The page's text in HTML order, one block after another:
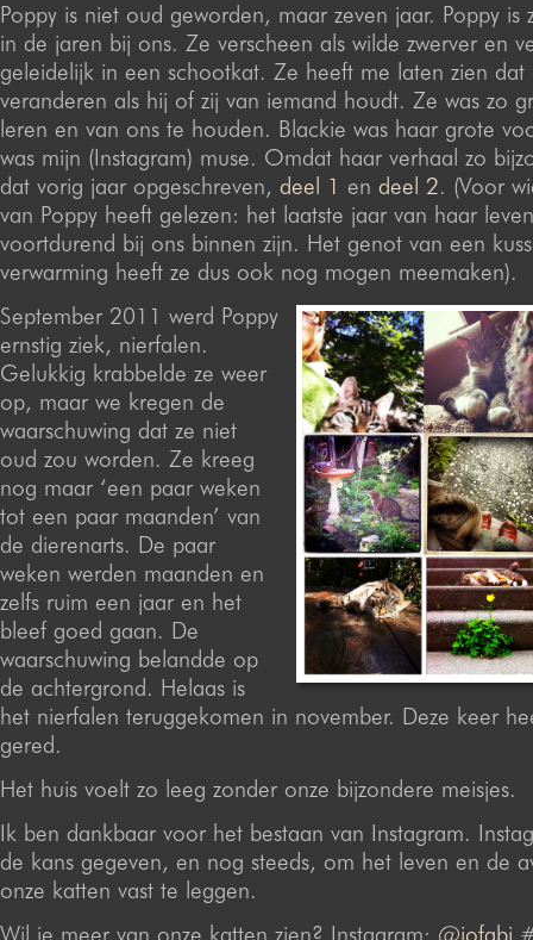
Poppy is niet oud geworden, maar zeven jaar. Poppy is
in de jaren bij ons. Ze verscheen als wilde zwerver en
geleidelijk in een schootkat. Ze heeft me laten zien
veranderen als hij of zij van iemand houdt. Ze was zo
leren en van ons te houden. Blackie was haar grote
was mijn (Instagram) muse. Omdat haar verhaal zo
dat vorig jaar opgeschreven, deel 1 en deel 2. (Voor
van Poppy heeft gelezen: het laatste jaar van haar
voortdurend bij ons binnen zijn. Het genot van een
verwarming heeft ze dus ook nog mogen meemaken).
September 2011 werd Poppy
ernstig ziek, nierfalen.
Gelukkig krabbelde ze weer
op, maar we kregen de
waarschuwing dat ze niet
oud zou worden. Ze kreeg
nog maar ‘een paar weken
tot een paar maanden’ van
de dierenarts. De paar
weken werden maanden en
zelfs ruim een jaar en het
bleef goed gaan. De
waarschuwing belandde op
de achtergrond. Helaas is
het nierfalen teruggekomen in november. Deze keer
gered.
Het huis voelt zo leeg zonder onze bijzondere meisjes.
Ik ben dankbaar voor het bestaan van Instagram.
de kans gegeven, en nog steeds, om het leven en de
onze katten vast te leggen.